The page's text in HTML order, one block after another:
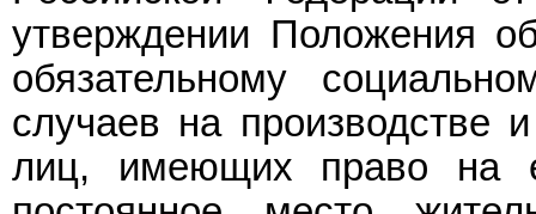
утверждении Положения
обязательному
случаев на производстве
лиц, имеющих право на